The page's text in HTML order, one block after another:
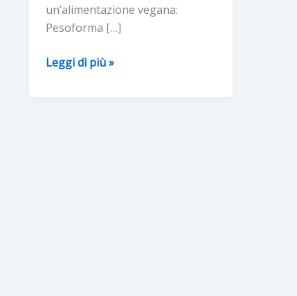
un’alimentazione vegana:
Pesoforma […]
Mini
Leggi di più »